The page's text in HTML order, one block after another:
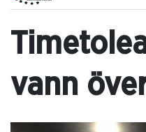
vann